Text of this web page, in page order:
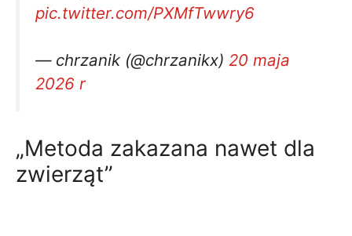
pic.twitter.com/PXMfTwwry6
— chrzanik (@chrzanikx) 20 maja
2026 r
„Metoda zakazana nawet dla
zwierząt”